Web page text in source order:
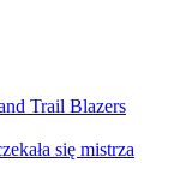
Trail Blazers
się mistrza